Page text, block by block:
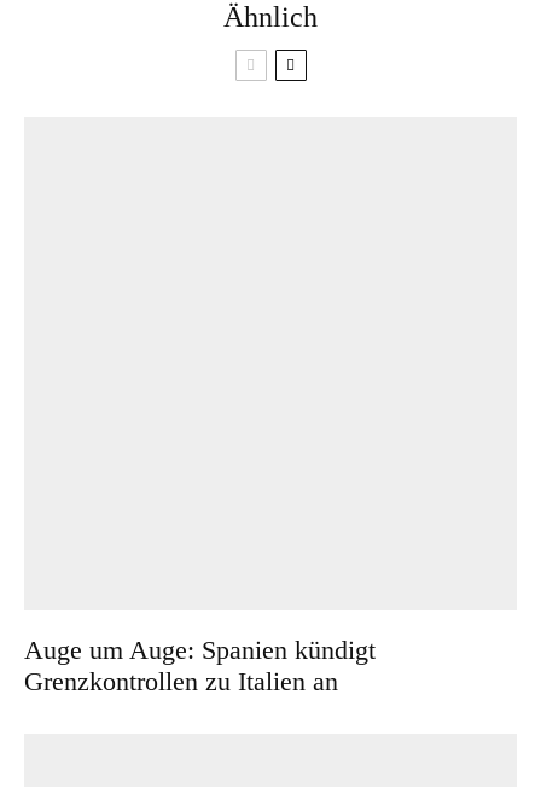
Ähnlich
Auge um Auge: Spanien kündigt
Grenzkontrollen zu Italien an